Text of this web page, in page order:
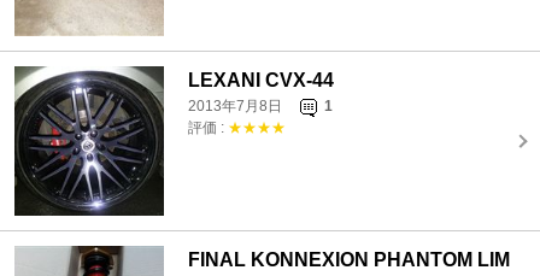
LEXANI CVX-44
2013年7月8日
1
評価 : ★★★★
FINAL KONNEXION PHANTOM LIM